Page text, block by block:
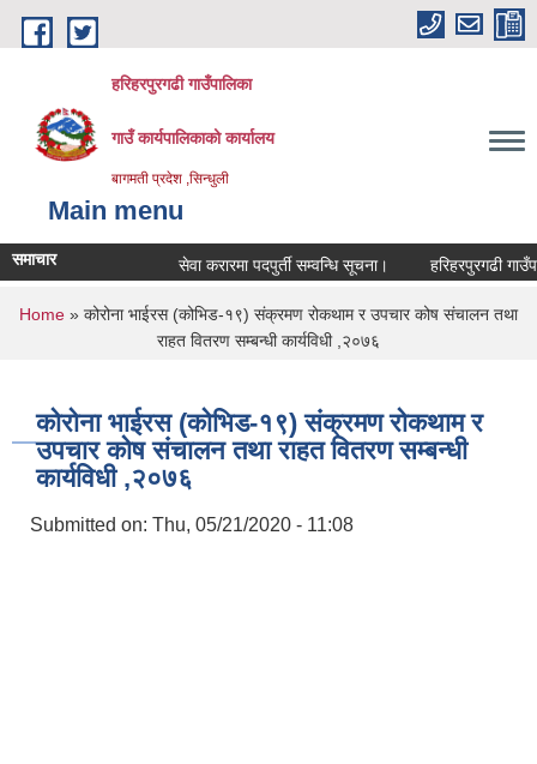
Skip to main content
हरिहरपुरगढी गाउँपालिका
गाउँ कार्यपालिकाको कार्यालय
बागमती प्रदेश ,सिन्धुली
Main menu
समाचार सेवा करारमा पदपुर्ती सम्वन्धि सूचना। हरिहरपुरगढी
You are here
Home » कोरोना भाईरस (कोभिड-१९) संक्रमण रोकथाम र उपचार कोष संचालन तथा
राहत वितरण सम्बन्धी कार्यविधी ,२०७६
कोरोना भाईरस (कोभिड-१९) संक्रमण रोकथाम र
उपचार कोष संचालन तथा राहत वितरण सम्बन्धी
कार्यविधी ,२०७६
Submitted on: Thu, 05/21/2020 - 11:08